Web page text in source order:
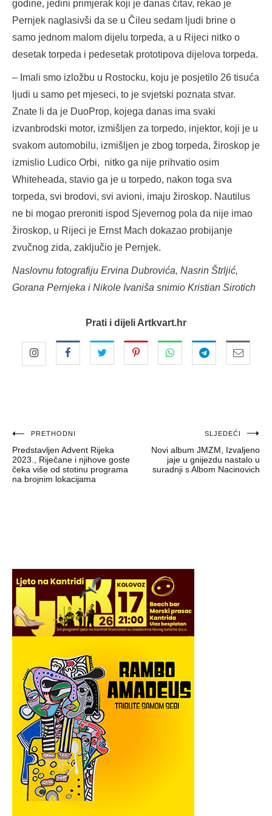
godine, jedini primjerak koji je danas čitav, rekao je
Pernjek naglasivši da se u Čileu sedam ljudi brine o
samo jednom malom dijelu torpeda, a u Rijeci nitko o
desetak torpeda i pedesetak prototipova dijelova torpeda.
– Imali smo izložbu u Rostocku, koju je posjetilo 26 tisuća
ljudi u samo pet mjeseci, to je svjetski poznata stvar.
Znate li da je DuoProp, kojega danas ima svaki
izvanbrodski motor, izmišljen za torpedo, injektor, koji je u
svakom automobilu, izmišljen je zbog torpeda, žiroskop je
izmislio Ludico Orbi, nitko ga nije prihvatio osim
Whiteheada, stavio ga je u torpedo, nakon toga sva
torpeda, svi brodovi, svi avioni, imaju žiroskop. Nautilus
ne bi mogao preroniti ispod Sjevernog pola da nije imao
žiroskop, u Rijeci je Ernst Mach dokazao probijanje
zvučnog zida, zaključio je Pernjek.
Naslovnu fotografiju Ervina Dubrovića, Nasrin Štrljić,
Gorana Pernjeka i Nikole Ivaniša snimio Kristian Sirotich
Prati i dijeli Artkvart.hr
Navigacija
objava
PRETHODNI
Predstavljen Advent Rijeka
2023., Riječane i njihove goste
čeka više od stotinu programa
na brojnim lokacijama
SLJEDEĆI
Novi album JMZM, Izvaljeno
jaje u gnijezdu nastalo u
suradnji s Albom Nacinovich